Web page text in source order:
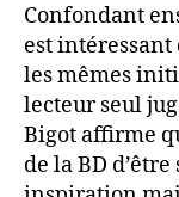
Confondant
est intéressant
les mêmes
lecteur seul
Bigot affirme
de la BD